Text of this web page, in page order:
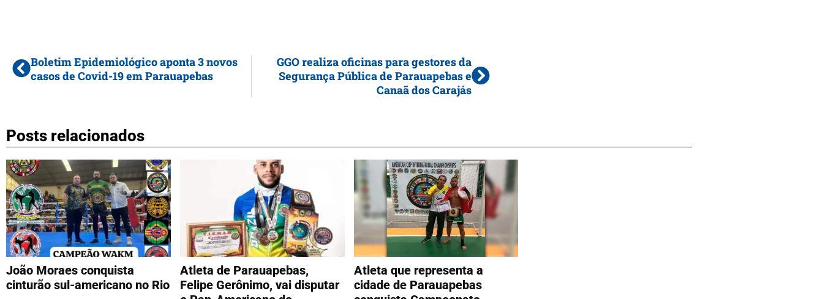
Boletim Epidemiológico aponta 3 novos
casos de Covid-19 em Parauapebas
GGO realiza oficinas para gestores da
Segurança Pública de Parauapebas e
Canaã dos Carajás
Posts relacionados
João Moraes conquista
cinturão sul-americano no Rio
Atleta de Parauapebas,
Felipe Gerônimo, vai disputar
Atleta que representa a
cidade de Parauapebas